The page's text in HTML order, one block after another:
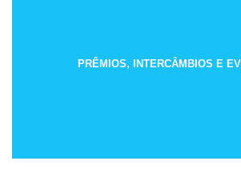
PRÊMIOS, INTERCÂMBIOS E